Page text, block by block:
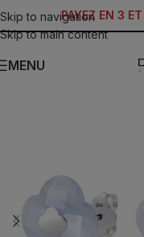
Skip to navigation
Skip to main content
PAYEZ EN 3
MENU